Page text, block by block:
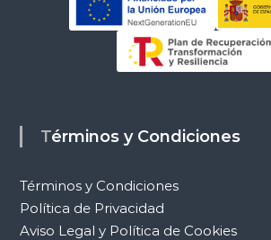
Términos y Condiciones
Términos y Condiciones
Política de Privacidad
Aviso Legal y Política de Cookies